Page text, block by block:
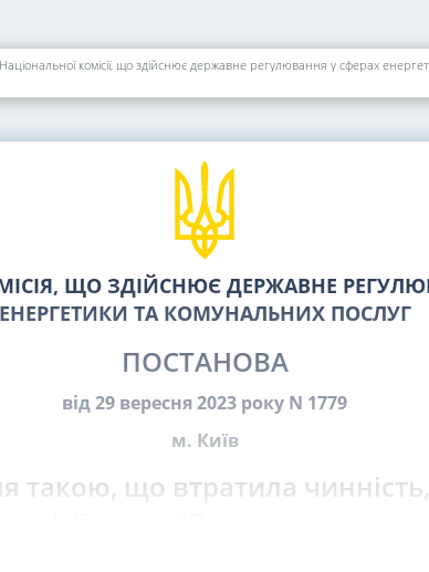
комісії, що здійснює державне регулювання у сферах
ЩО ЗДІЙСНЮЄ ДЕРЖАВНЕ
ЕНЕРГЕТИКИ ТА КОМУНАЛЬНИХ ПОСЛУГ
ПОСТАНОВА
від 29 вересня 2023 року N 1779
м. Київ
такою, що втратила